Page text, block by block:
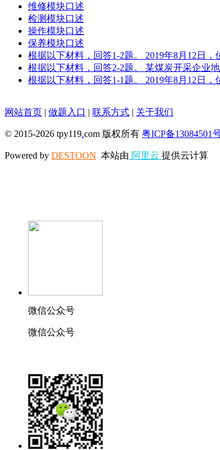
维修模块口述
检测模块口述
操作模块口述
保养模块口述
根据以下材料，回答1-2题。 2019年8月12日
根据以下材料，回答2-2题。 某煤炭开采企业
根据以下材料，回答1-1题。 2019年8月12日
网站首页 | 做题入口 | 联系方式 | 关于我们
© 2015-2026 tpy119.com 版权所有 粤ICP备13084501
Powered by DESTOON 本站由 阿里云 提供云计算
微信公众号
微信公众号